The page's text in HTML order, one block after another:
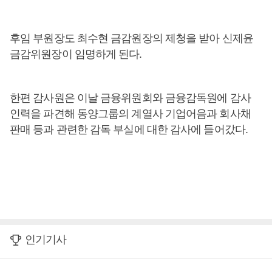
후임 부원장도 최수현 금감원장의 제청을 받아 신제윤
금감위원장이 임명하게 된다.
한편 감사원은 이날 금융위원회와 금융감독원에 감사
인력을 파견해 동양그룹의 계열사 기업어음과 회사채
판매 등과 관련한 감독 부실에 대한 감사에 들어갔다.
인기기사